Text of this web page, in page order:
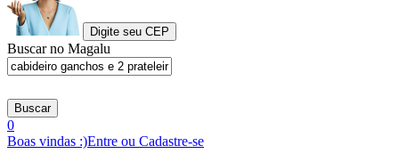
Digite seu CEP
Buscar no Magalu
Buscar
0
Boas vindas :)Entre ou Cadastre-se